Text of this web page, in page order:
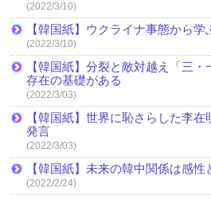
(2022/3/10)
【韓国紙】ウクライナ事態から学
(2022/3/10)
【韓国紙】分裂と敵対越え「三
存在の基礎がある
(2022/3/03)
【韓国紙】世界に恥さらした李在
発言
(2022/3/03)
【韓国紙】未来の韓中関係は感
(2022/2/24)